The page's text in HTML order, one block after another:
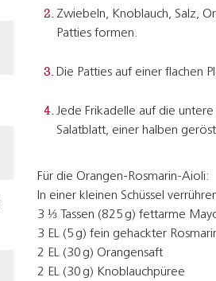
Zwiebeln, Knoblauch, Salz,
Patties formen.
Die Patties auf einer flachen
Jede Frikadelle auf die
Salatblatt, einer halben
Für die Orangen-Rosmarin-Aioli:
In einer kleinen Schüssel
3 ⅓ Tassen (825 g) fettarme
3 EL (5 g) fein gehackter
2 EL (30 g) Orangensaft
2 EL (30 g) Knoblauchpüree